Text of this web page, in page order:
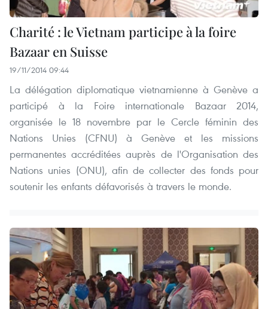
Charité : le Vietnam participe à la foire
Bazaar en Suisse
19/11/2014 09:44
La délégation diplomatique vietnamienne à Genève a
participé à la Foire internationale Bazaar 2014,
organisée le 18 novembre par le Cercle féminin des
Nations Unies (CFNU) à Genève et les missions
permanentes accréditées auprès de l'Organisation des
Nations unies (ONU), afin de collecter des fonds pour
soutenir les enfants défavorisés à travers le monde.